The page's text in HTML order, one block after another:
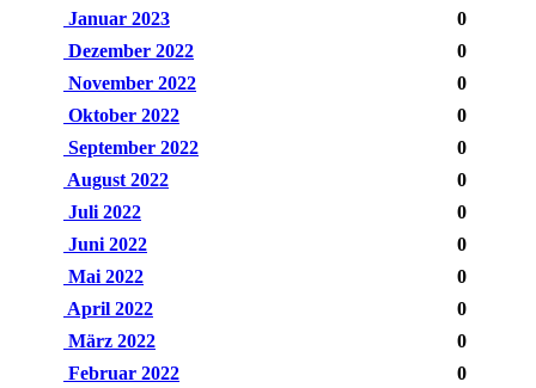
Januar 2023
0
Dezember 2022
0
November 2022
0
Oktober 2022
0
September 2022
0
August 2022
0
Juli 2022
0
Juni 2022
0
Mai 2022
0
April 2022
0
März 2022
0
Februar 2022
0